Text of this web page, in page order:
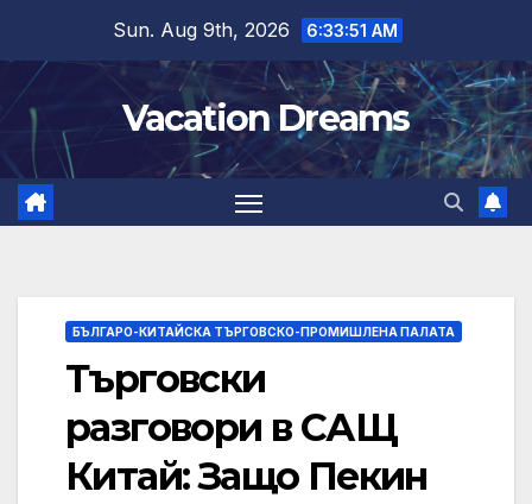
content
Sun. Aug 9th, 2026 6:33:52 AM
Vacation Dreams
БЪЛГАРО-КИТАЙСКА ТЪРГОВСКО-ПРОМИШЛЕНА ПАЛАТА
Търговски
разговори в САЩ
Китай: Защо Пекин